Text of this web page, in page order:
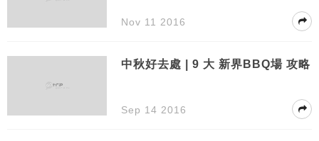
Nov 11 2016
中秋好去處 | 9 大 新界BBQ場 攻略
Sep 14 2016